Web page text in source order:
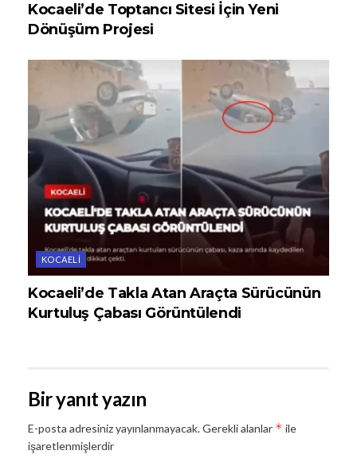
Kocaeli’de Toptancı Sitesi İçin Yeni
Dönüşüm Projesi
KOCAELI
Kocaeli’de Takla Atan Araçta Sürücünün
Kurtuluş Çabası Görüntülendi
Bir yanıt yazın
E-posta adresiniz yayınlanmayacak.Gerekli alanlar * ile
işaretlenmişlerdir